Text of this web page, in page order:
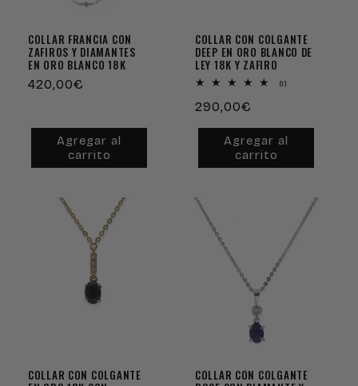
COLLAR FRANCIA CON
ZAFIROS Y DIAMANTES
EN ORO BLANCO 18K
Precio
420,00€
Agregar al
carrito
COLLAR CON COLGANTE
DEEP EN ORO BLANCO DE
LEY 18K Y ZAFIRO
(1)
Precio
habitual
290,00€
Agregar al
carrito
COLLAR CON COLGANTE
COLLAR CON COLGANTE